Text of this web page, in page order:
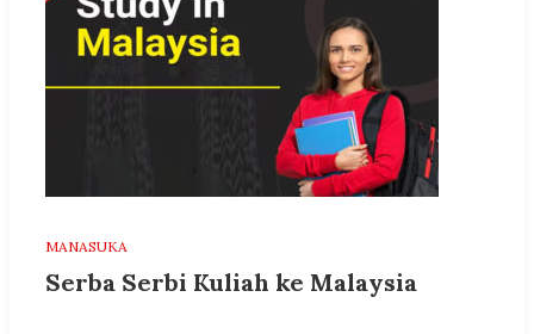
MANASUKA
Serba Serbi Kuliah ke Malaysia